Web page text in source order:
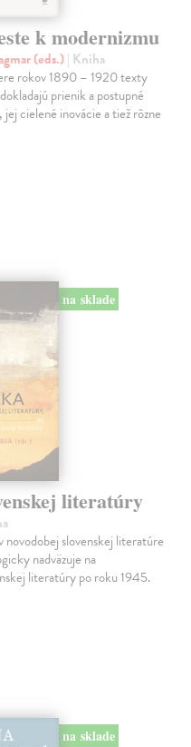
k modernizmu
(eds.)| Kniha
rokov 1890 – 1920 texty
prienik a postupné
cielené inovácie a tiež rôzne
na sklade
literatúry
novodobej slovenskej literatúre
nadväzuje na
literatúry po roku 1945.
na sklade